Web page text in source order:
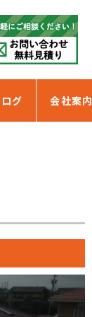
グ 会社案内